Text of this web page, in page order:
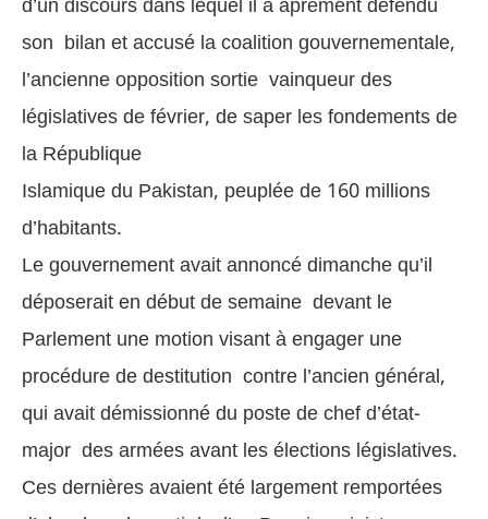
son bilan et accusé la coalition gouvernementale,
l’ancienne opposition sortie vainqueur des
législatives de février, de saper les fondements de
la République
Islamique du Pakistan, peuplée de 160 millions
d’habitants.
Le gouvernement avait annoncé dimanche qu’il
déposerait en début de semaine devant le
Parlement une motion visant à engager une
procédure de destitution contre l’ancien général,
qui avait démissionné du poste de chef d’état-
major des armées avant les élections législatives.
Ces dernières avaient été largement remportées